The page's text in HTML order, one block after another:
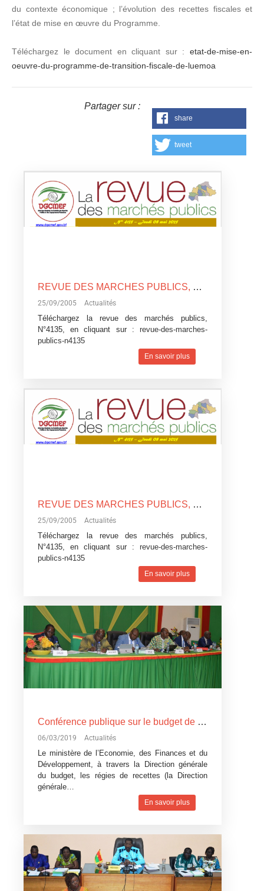
du contexte économique ; l’évolution des recettes fiscales et
l’état de mise en œuvre du Programme.
Téléchargez le document en cliquant sur : etat-de-mise-en-
oeuvre-du-programme-de-transition-fiscale-de-luemoa
Partager sur :
share
tweet
REVUE DES MARCHES PUBLICS, N°4135
25/09/2005 Actualités
Téléchargez la revue des marchés publics,
N°4135, en cliquant sur : revue-des-marches-
publics-n4135
En savoir plus
REVUE DES MARCHES PUBLICS, N°4135
25/09/2005 Actualités
Téléchargez la revue des marchés publics,
N°4135, en cliquant sur : revue-des-marches-
publics-n4135
En savoir plus
Conférence publique sur le budget de l’Etat, exercice 2019: Devoir de transparence vis-à-vis des citoyens burkinabè
06/03/2019 Actualités
Le ministère de l’Economie, des Finances et du
Développement, à travers la Direction générale
du budget, les régies de recettes (la Direction
générale…
En savoir plus